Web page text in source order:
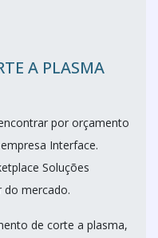
A PLASMA
por orçamento
Interface.
Soluções
do mercado.
de corte a plasma,